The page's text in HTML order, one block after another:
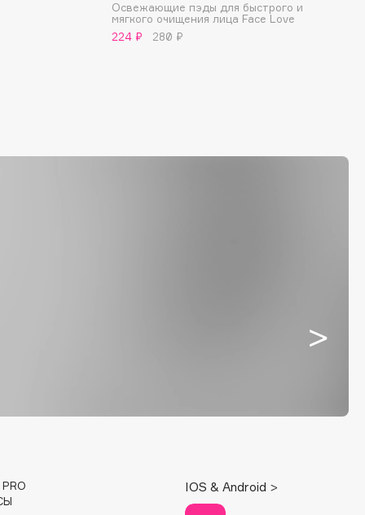
Освежающие пэды для быстрого и
мягкого очищения лица Face Love
224 ₽
280 ₽
PRO
IOS & Android >